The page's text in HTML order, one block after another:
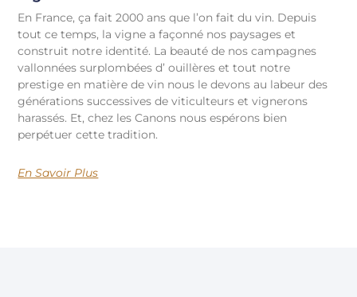
En France, ça fait 2000 ans que l’on fait du vin. Depuis
tout ce temps, la vigne a façonné nos paysages et
construit notre identité. La beauté de nos campagnes
vallonnées surplombées d’ ouillères et tout notre
prestige en matière de vin nous le devons au labeur des
générations successives de viticulteurs et vignerons
harassés. Et, chez les Canons nous espérons bien
perpétuer cette tradition.
En Savoir Plus